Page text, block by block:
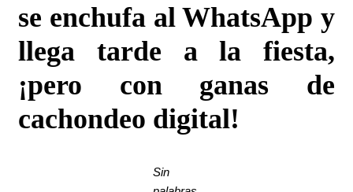
se enchufa al WhatsApp y
llega tarde a la fiesta,
¡pero con ganas de
cachondeo digital!
Sin